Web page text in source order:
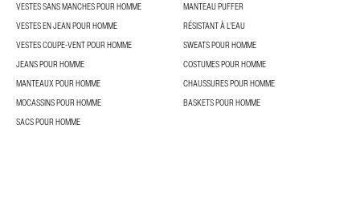
VESTES SANS MANCHES POUR HOMME
MANTEAU PUFFER
VESTES EN JEAN POUR HOMME
RÉSISTANT À L’EAU
VESTES COUPE-VENT POUR HOMME
SWEATS POUR HOMME
JEANS POUR HOMME
COSTUMES POUR HOMME
MANTEAUX POUR HOMME
CHAUSSURES POUR HOMME
MOCASSINS POUR HOMME
BASKETS POUR HOMME
SACS POUR HOMME